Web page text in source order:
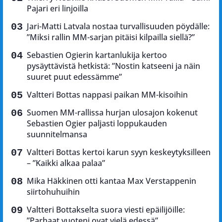
Pajari eri linjoilla
Jari-Matti Latvala nostaa turvallisuuden pöydälle:
”Miksi rallin MM-sarjan pitäisi kilpailla siellä?”
Sebastien Ogierin kartanlukija kertoo
pysäyttävistä hetkistä: ”Nostin katseeni ja näin
suuret puut edessämme”
Valtteri Bottas nappasi paikan MM-kisoihin
Suomen MM-rallissa hurjan ulosajon kokenut
Sebastien Ogier paljasti loppukauden
suunnitelmansa
Valtteri Bottas kertoi karun syyn keskeytyksilleen
– ”Kaikki alkaa palaa”
Mika Häkkinen otti kantaa Max Verstappenin
siirtohuhuihin
Valtteri Bottakselta suora viesti epäilijöille: